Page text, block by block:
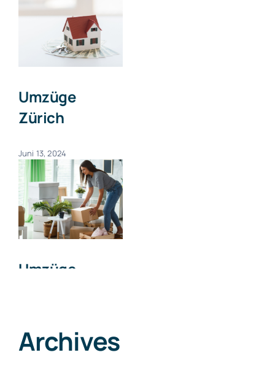
Umzüge
Zürich
Juni 13, 2024
Umzüge
Archives